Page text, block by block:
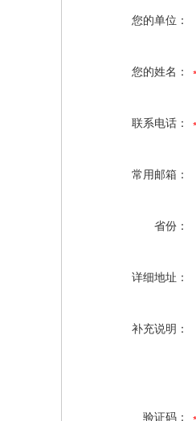
您的单位：
您的姓名：
联系电话：
常用邮箱：
省份：
详细地址：
补充说明：
验证码：